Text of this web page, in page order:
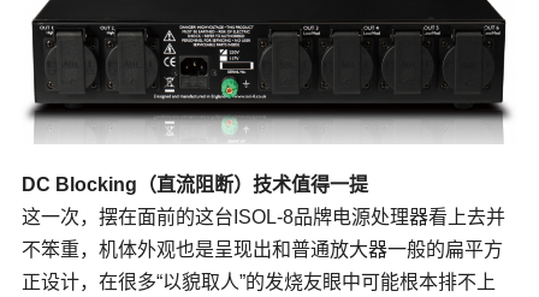
DC Blocking（直流阻断）技术值得一提
这一次，摆在面前的这台ISOL-8品牌电源处理器看上去并
不笨重，机体外观也是呈现出和普通放大器一般的扁平方
正设计，在很多“以貌取人”的发烧友眼中可能根本排不上